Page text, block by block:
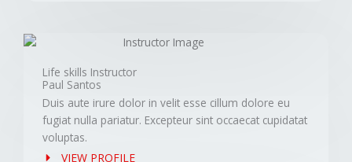
Life skills Instructor
Paul Santos
Duis aute irure dolor in velit esse cillum dolore eu
fugiat nulla pariatur. Excepteur sint occaecat cupidatat
voluptas.
VIEW PROFILE